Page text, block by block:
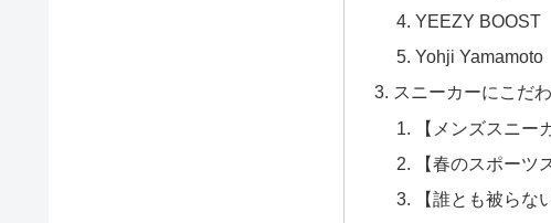
YEEZY BOOST
Yohji Yamamoto
スニーカーにこだ
【メンズスニ
【春のスポー
【誰とも被ら